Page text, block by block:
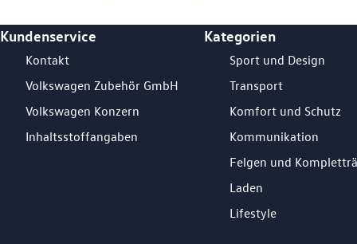
Footer Teaser
Kundenservice
Kontakt
Volkswagen Zubehör GmbH
Volkswagen Konzern
Inhaltsstoffangaben
Kategorien
Sport und Design
Transport
Komfort und Schutz
Kommunikation
Felgen und
Laden
Lifestyle